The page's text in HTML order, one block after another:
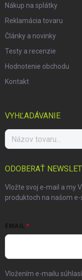
Nákup na splátky
Reklamácia tovaru
Články a novinky
Testy a recenzie
Hodnotenie obchodu
Kontakt
VYHĽADÁVANIE
ODOBERAŤ
Vložte svoj e-mail a my
produktoch na našom e-
EMAIL
Vložením e-mailu